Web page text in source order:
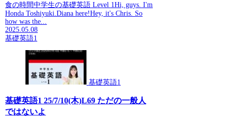
食の時間中学生の基礎英語 Level 1Hi, guys. I'm
Honda Toshiyuki.Diana here!Hey, it's Chris. So
how was the...
2025.05.08
基礎英語1
基礎英語1
基礎英語1 25/7/10(木)L69 ただの一般人
ではないよ